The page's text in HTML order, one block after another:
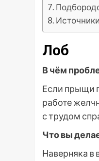
Лоб
В чём
Если прыщи
работе
с трудом
Что вы
Наверняка